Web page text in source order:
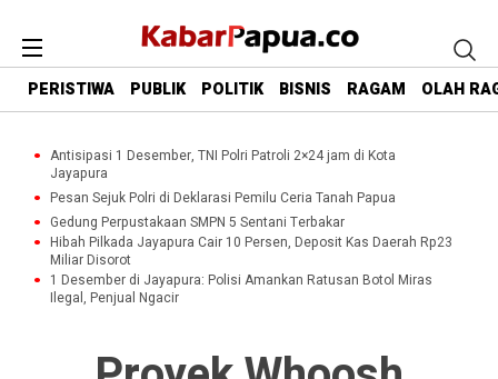
PERISTIWA PUBLIK POLITIK BISNIS RAGAM OLAH
Antisipasi 1 Desember, TNI Polri Patroli 2×24 jam di Kota
Jayapura
Pesan Sejuk Polri di Deklarasi Pemilu Ceria Tanah Papua
Gedung Perpustakaan SMPN 5 Sentani Terbakar
Hibah Pilkada Jayapura Cair 10 Persen, Deposit Kas Daerah Rp23
Miliar Disorot
1 Desember di Jayapura: Polisi Amankan Ratusan Botol Miras
Ilegal, Penjual Ngacir